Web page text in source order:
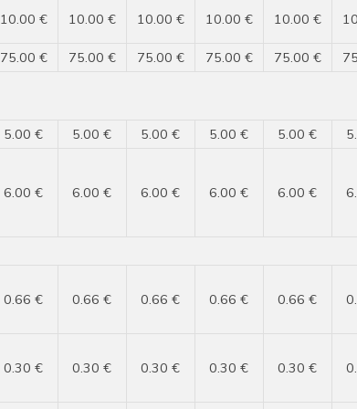
10.00 € 10.00 € 10.00 € 10.00 € 10.00 €
75.00 € 75.00 € 75.00 € 75.00 € 75.00 €
5.00 € 5.00 € 5.00 € 5.00 € 5.00 €
6.00 € 6.00 € 6.00 € 6.00 € 6.00 €
0.66 € 0.66 € 0.66 € 0.66 € 0.66 €
0.30 € 0.30 € 0.30 € 0.30 € 0.30 €